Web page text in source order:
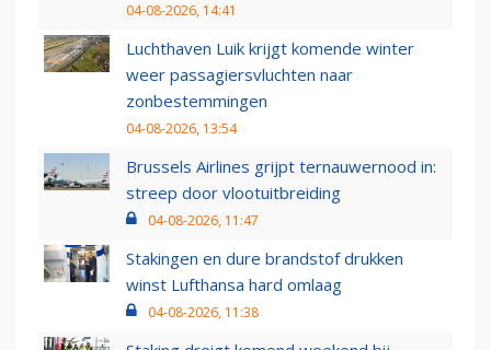
04-08-2026, 14:41
Luchthaven Luik krijgt komende winter
weer passagiersvluchten naar
zonbestemmingen
04-08-2026, 13:54
Brussels Airlines grijpt ternauwernood in:
streep door vlootuitbreiding
04-08-2026, 11:47
Stakingen en dure brandstof drukken
winst Lufthansa hard omlaag
04-08-2026, 11:38